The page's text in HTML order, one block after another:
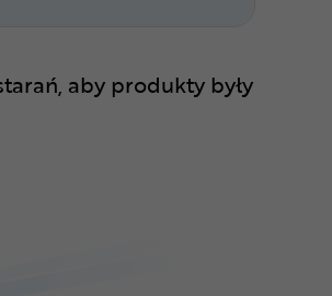
aby produkty były